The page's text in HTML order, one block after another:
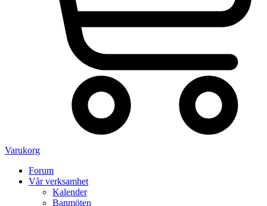
Varukorg
Forum
Vår verksamhet
Kalender
Banmöten